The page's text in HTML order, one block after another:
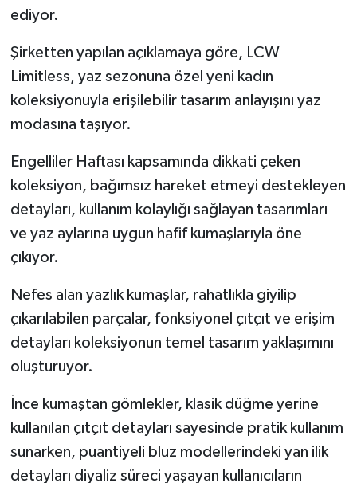
ediyor.
Şirketten yapılan açıklamaya göre, LCW
Limitless, yaz sezonuna özel yeni kadın
koleksiyonuyla erişilebilir tasarım anlayışını yaz
modasına taşıyor.
Engelliler Haftası kapsamında dikkati çeken
koleksiyon, bağımsız hareket etmeyi destekleyen
detayları, kullanım kolaylığı sağlayan tasarımları
ve yaz aylarına uygun hafif kumaşlarıyla öne
çıkıyor.
Nefes alan yazlık kumaşlar, rahatlıkla giyilip
çıkarılabilen parçalar, fonksiyonel çıtçıt ve erişim
detayları koleksiyonun temel tasarım yaklaşımını
oluşturuyor.
İnce kumaştan gömlekler, klasik düğme yerine
kullanılan çıtçıt detayları sayesinde pratik kullanım
sunarken, puantiyeli bluz modellerindeki yan ilik
detayları diyaliz süreci yaşayan kullanıcıların